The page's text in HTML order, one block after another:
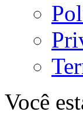
Você